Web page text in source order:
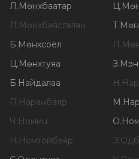
Л . Мөнхбаатар Ц.
Л . Мөнхбаясгалан Т.
Б. Мөнхсоёл П .
Ц. Мөнхтуяа З.
Б. Найдалаа Н .
П . Наранбаяр М .
Ч . Номин О.
Н . Номтойбаяр Э.